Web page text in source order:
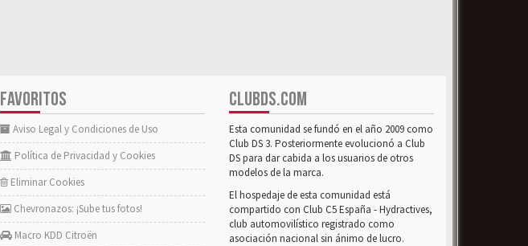
FAVORITOS
Aviso Legal y Condiciones de Uso
Política de Privacidad y Cookies
Eliminar Cookies
Chevronazos: ¡Sube tus fotos!
Macro KDD Citroën
CLUBDS.COM
Esta comunidad se fundó en el año 2009 como
Club DS 3. Posteriormente evolucionó a Club
DS para dar cabida a los usuarios de otros
modelos de la marca.
El hospedaje de esta comunidad está
compartido con Club C5 España - Hydractives,
club automovilístico registrado como
asociación nacional sin ánimo de lucro.